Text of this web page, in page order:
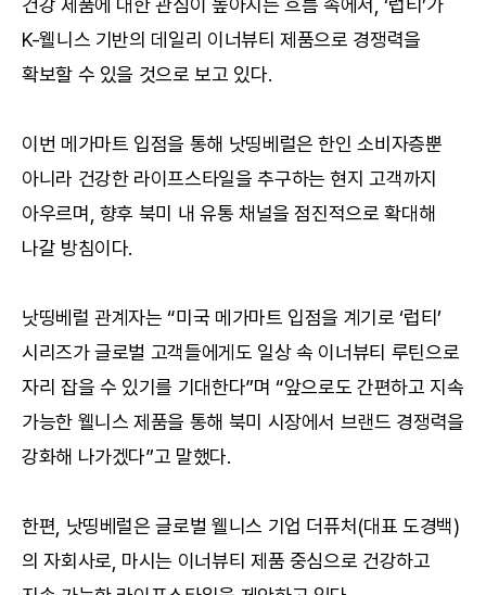
건강 제품에 대한 관심이 높아지는 흐름 속에서, ‘럽티’가
K-웰니스 기반의 데일리 이너뷰티 제품으로 경쟁력을
확보할 수 있을 것으로 보고 있다.
이번 메가마트 입점을 통해 낫띵베럴은 한인 소비자층뿐
아니라 건강한 라이프스타일을 추구하는 현지 고객까지
아우르며, 향후 북미 내 유통 채널을 점진적으로 확대해
나갈 방침이다.
낫띵베럴 관계자는 “미국 메가마트 입점을 계기로 ‘럽티’
시리즈가 글로벌 고객들에게도 일상 속 이너뷰티 루틴으로
자리 잡을 수 있기를 기대한다”며 “앞으로도 간편하고 지속
가능한 웰니스 제품을 통해 북미 시장에서 브랜드 경쟁력을
강화해 나가겠다”고 말했다.
한편, 낫띵베럴은 글로벌 웰니스 기업 더퓨처(대표 도경백)
의 자회사로, 마시는 이너뷰티 제품 중심으로 건강하고